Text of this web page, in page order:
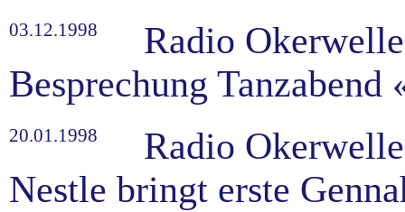
03.12.1998
Radio
Besprechung Tanzabend
20.01.1998
Radio
Nestle bringt erste